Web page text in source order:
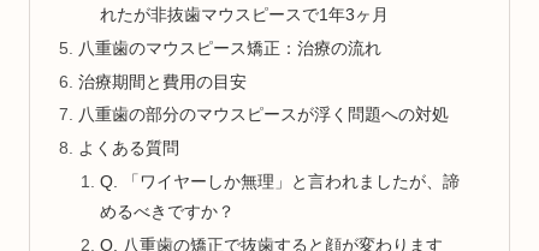
れたが非抜歯マウスピースで1年3ヶ月
八重歯のマウスピース矯正：治療の流れ
治療期間と費用の目安
八重歯の部分のマウスピースが浮く問題への対処
よくある質問
Q. 「ワイヤーしか無理」と言われましたが、諦
めるべきですか？
Q. 八重歯の矯正で抜歯すると顔が変わります